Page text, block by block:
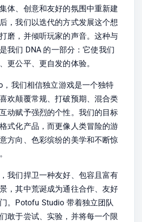
体、创意和友好的氛围中重新建
，我们以迭代的方式发展这个想
磨，并倾听玩家的声音。这种与
我们 DNA 的一部分：它使我们
更公平、更自发的体验。
我们相信独立游戏是一个独特
欢颠覆常规、打破预期、混合类
动赋予强烈的个性。我们的目标
式化产品，而更像人类冒险的游
方向、色彩缤纷的美学和不断惊
我们捍卫一种友好、包容且富有
，其中荒诞成为通往合作、友好
。Potofu Studio 带着独立团队
敢于尝试、实验，并将每一个限